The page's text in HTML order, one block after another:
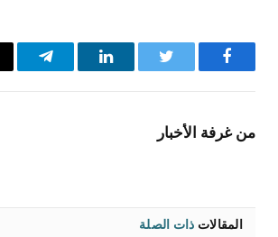
فيسبوك تويتر لينكدإن تيلقرام
من غرفة الأخبار
المقالات ذات الصلة